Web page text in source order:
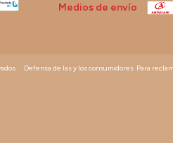
Medios de envío
Defensa de las y los consumidores. Para